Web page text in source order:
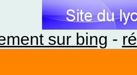
sur bing -